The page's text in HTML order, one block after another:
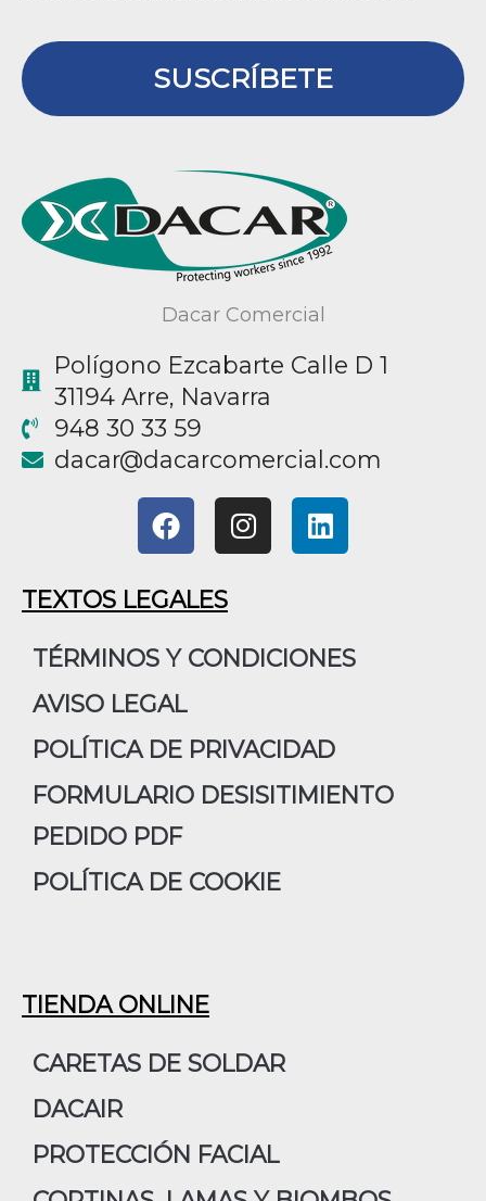
SUSCRÍBETE
Dacar Comercial
Polígono Ezcabarte Calle D 1
31194 Arre, Navarra
948 30 33 59
moc.laicremocracad
@racad
F
a
e
b
o
k
I
n
g
m
L
i
d
TEXTOS LEGALES
TÉRMINOS Y CONDICIONES
AVISO LEGAL
POLÍTICA DE PRIVACIDAD
FORMULARIO DESISITIMIENTO
PEDIDO PDF
POLÍTICA DE COOKIE
TIENDA ONLINE
CARETAS DE SOLDAR
DACAIR
PROTECCIÓN FACIAL